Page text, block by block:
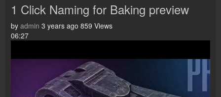
1 Click Naming for Baking preview
by admin 3 years ago 859 Views
06:27